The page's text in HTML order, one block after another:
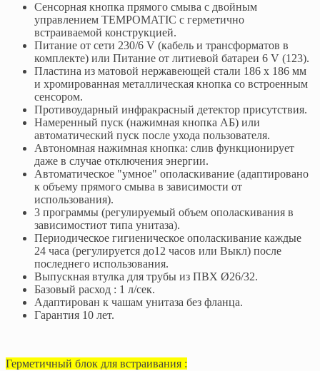
Сенсорная кнопка прямого смыва с двойным
управлением TEMPOMATIC с герметично
встраиваемой конструкцией.
Питание от сети 230/6 V (кабель и трансформатов в
комплекте) или Питание от литиевой батареи 6 V (123).
Пластина из матовой нержавеющей стали 186 x 186 мм
и хромированная металлическая кнопка со встроенным
сенсором.
Противоударный инфракрасный детектор присутствия.
Намеренный пуск (нажимная кнопка АБ) или
автоматический пуск после ухода пользователя.
Автономная нажимная кнопка: слив функционирует
даже в случае отключения энергии.
Автоматическое "умное" ополаскивание (адаптировано
к объему прямого смыва в зависимости от
использования).
3 программы (регулируемый объем ополаскивания в
зависимостиот типа унитаза).
Периодическое гигиеническое ополаскивание каждые
24 часа (регулируется до12 часов или Выкл) после
последнего использования.
Выпускная втулка для трубы из ПВХ Ø26/32.
Базовый расход : 1 л/сек.
Адаптирован к чашам унитаза без фланца.
Гарантия 10 лет.
Герметичный блок для встраивания :